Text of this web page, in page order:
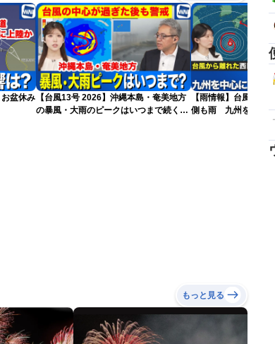
【台風13号 2026】沖縄本島・奄美地方
の暴風・大雨のピークはいつまで続く？
【雨情報】台風から
側も雨 九州を中心
もっと見る